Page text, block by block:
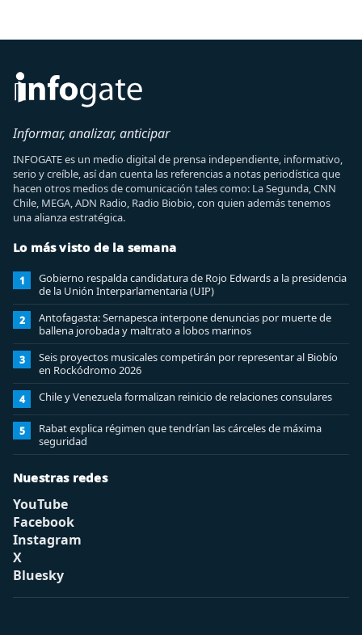
Informar, analizar, anticipar
INFOGATE es un medio digital de prensa independiente, informativo,
serio y creíble, así dan cuenta las referencias a notas periodística que
hacen otros medios de comunicación tales como: La Segunda, CNN
Chile, MEGA, ADN Radio, Radio Biobio, con quien además tenemos
una alianza estratégica.
Lo más visto de la semana
1
Gobierno respalda candidatura de Rojo Edwards a la presidencia
de la Unión Interparlamentaria (UIP)
2
Antofagasta: Sernapesca interpone denuncias por muerte de
ballena jorobada y maltrato a lobos marinos
3
Seis proyectos musicales competirán por representar al Biobío
en Rockódromo 2026
4 Chile y Venezuela formalizan reinicio de relaciones consulares
5
Rabat explica régimen que tendrían las cárceles de máxima
seguridad
Nuestras redes
YouTube
Facebook
Instagram
X
Bluesky